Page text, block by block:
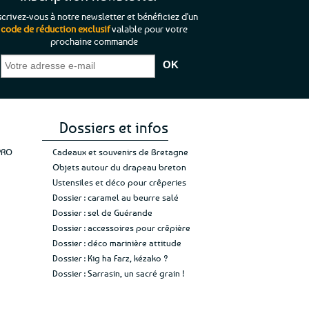
peuvent
être
choisies
la
du
je pouvais pas
;)
mon achat et
rien”Jade C.
“C’est agréable et tout aussi rassurant
de constater qu’il n’y a pas de petite
commande, mais un client à satisfaire.”
vous à notre newsletter et bénéficiez d'un
code de réduction exclusifvalable pour votre
prochaine commande
Dossiers et infos
Cadeaux et souvenirs de Bretagne
Objets autour du drapeau breton
Ustensiles et déco pour crêperies
Dossier : caramel au beurre salé
Dossier : sel de Guérande
Dossier : accessoires pour crêpière
Dossier : déco marinière attitude
Dossier : Kig ha Farz, kézako ?
Dossier : Sarrasin, un sacré grain !